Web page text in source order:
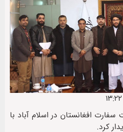
افغانستان در اسلام آباد با
کرد.